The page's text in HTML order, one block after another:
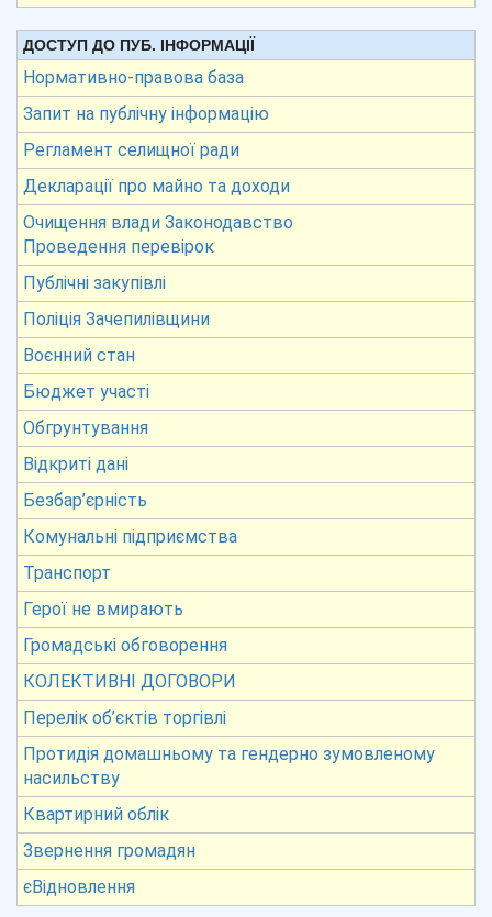
ДОСТУП ДО ПУБ. ІНФОРМАЦІЇ
Нормативно-правова база
Запит на публічну інформацію
Регламент селищної ради
Декларації про майно та доходи
Очищення влади Законодавство
Проведення перевірок
Публічні закупівлі
Поліція Зачепилівщини
Воєнний стан
Бюджет участі
Обгрунтування
Відкриті дані
Безбар’єрність
Комунальні підприємства
Транспорт
Герої не вмирають
Громадські обговорення
КОЛЕКТИВНІ ДОГОВОРИ
Перелік об’єктів торгівлі
Протидія домашньому та гендерно зумовленому
насильству
Квартирний облік
Звернення громадян
єВідновлення